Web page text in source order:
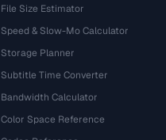
File Size Estimator
Speed & Slow-Mo Calculator
Storage Planner
Subtitle Time Converter
Bandwidth Calculator
Color Space Reference